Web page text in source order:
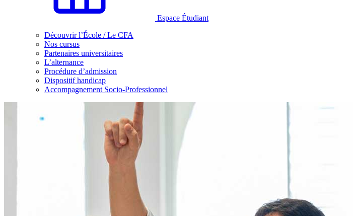
Espace Étudiant
Découvrir l’École / Le CFA
Nos cursus
Partenaires universitaires
L’alternance
Procédure d’admission
Dispositif handicap
Accompagnement Socio-Professionnel